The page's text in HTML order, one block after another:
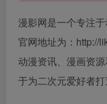
漫影网是一个专注
官网地址为：http://
动漫资讯、漫画资
于为二次元爱好者打